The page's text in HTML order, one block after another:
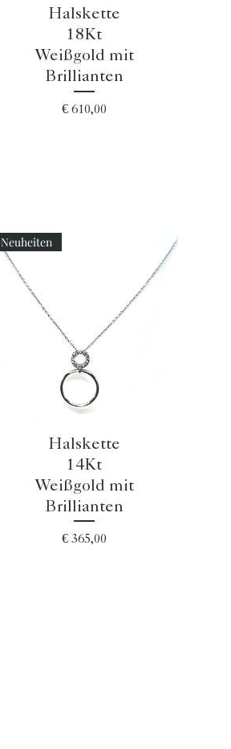
Schnellansicht
Halskette
18Kt
Weißgold mit
Brillianten
Preis
€ 610,00
Schnellansicht
Neuheiten
Halskette
14Kt
Weißgold mit
Brillianten
Preis
€ 365,00